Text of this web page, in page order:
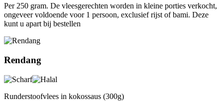
Per 250 gram. De vleesgerechten worden in kleine porties verkocht,
ongeveer voldoende voor 1 persoon, exclusief rijst of bami. Deze
kunt u apart bij bestellen
Rendang
Runderstoofvlees in kokossaus (300g)